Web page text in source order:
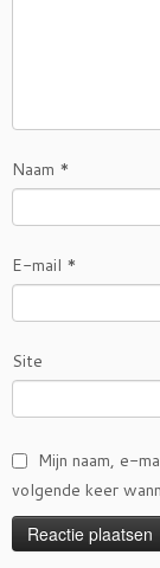
Naam *
E-mail *
Site
Mijn naam, e-
volgende keer